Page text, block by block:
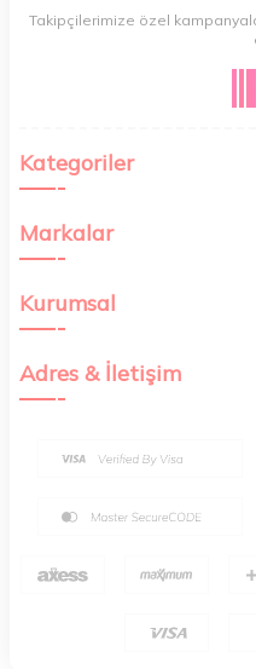
Takipçilerimize özel
Kategoriler
Markalar
Kurumsal
Adres & İletişim